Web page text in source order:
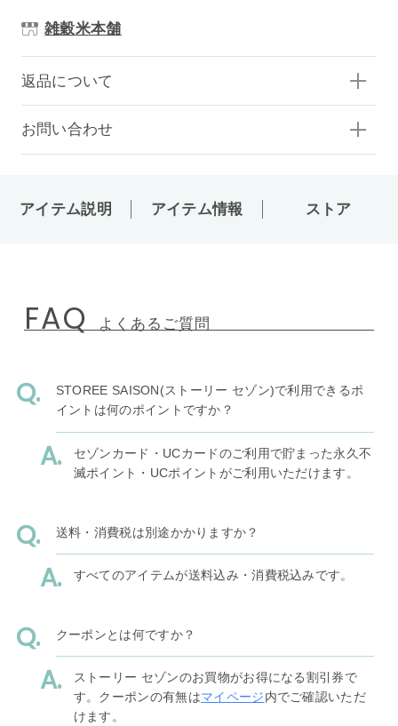
雑穀米本舗
返品について
お問い合わせ
アイテム説明 アイテム情報 ストア
FAQ よくあるご質問
STOREE SAISON(ストーリー セゾン)で利用できるポ
イントは何のポイントですか？
セゾンカード・UCカードのご利用で貯まった永久不
滅ポイント・UCポイントがご利用いただけます。
送料・消費税は別途かかりますか？
すべてのアイテムが送料込み・消費税込みです。
クーポンとは何ですか？
ストーリー セゾンのお買物がお得になる割引券で
す。クーポンの有無はマイページ内でご確認いただ
けます。